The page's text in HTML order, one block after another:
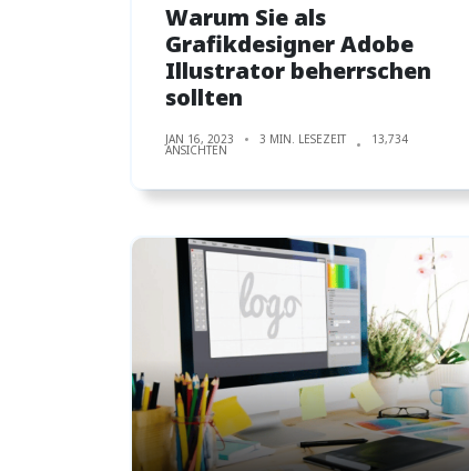
Warum Sie als
Grafikdesigner Adobe
Illustrator beherrschen
sollten
JAN 16, 2023 3 MIN. LESEZEIT 13,734
ANSICHTEN